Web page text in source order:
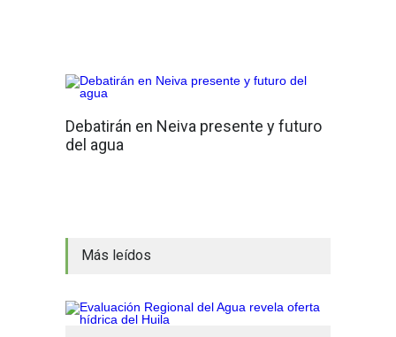
Debatirán en Neiva presente y futuro
del agua
Más leídos